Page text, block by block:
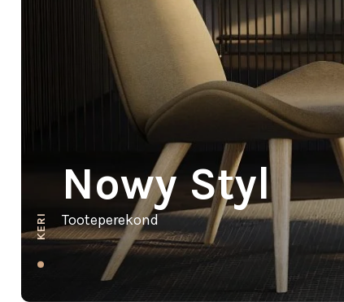
Nowy Styl
Tooteperekond
KERI